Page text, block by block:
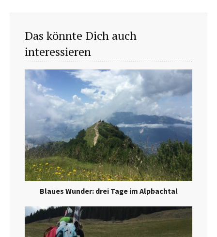
Das könnte Dich auch
interessieren
Blaues Wunder: drei Tage im Alpbachtal